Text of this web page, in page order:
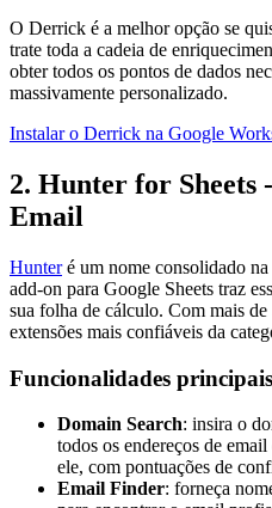
O Derrick é a melhor opção se
trate toda a cadeia de
obter todos os pontos de dados
massivamente personalizado.
Instalar o Derrick na Google
2. Hunter for Sheets
Email
Hunteré um nome consolidado na
add-on para Google Sheets traz
sua folha de cálculo. Com mais
extensões mais confiáveis da
Funcionalidades principais
Domain Search: insira o
todos os endereços de
ele, com pontuações de
Email Finder: forneça